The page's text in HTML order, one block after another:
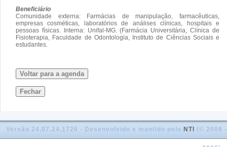
Beneficiário
Comunidade externa: Farmácias de manipulação, farmacêuticas,
empresas cosméticas, laboratórios de análises clínicas, hospitais e
pessoas físicas. Interna: Unifal-MG. (Farmácia Universitária, Clínica de
Fisioterapia, Faculdade de Odontologia, Instituto de Ciências Sociais e
estudantes.
Voltar para a agenda
Fechar
Versão 24.07.24.1726 - Desenvolvido e mantido pelo NTI (© 2009 -